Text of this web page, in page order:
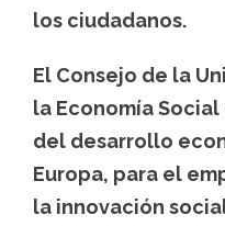
los ciudadanos.
El Consejo de la
la Economía
del desarrollo
Europa, para el
la innovación